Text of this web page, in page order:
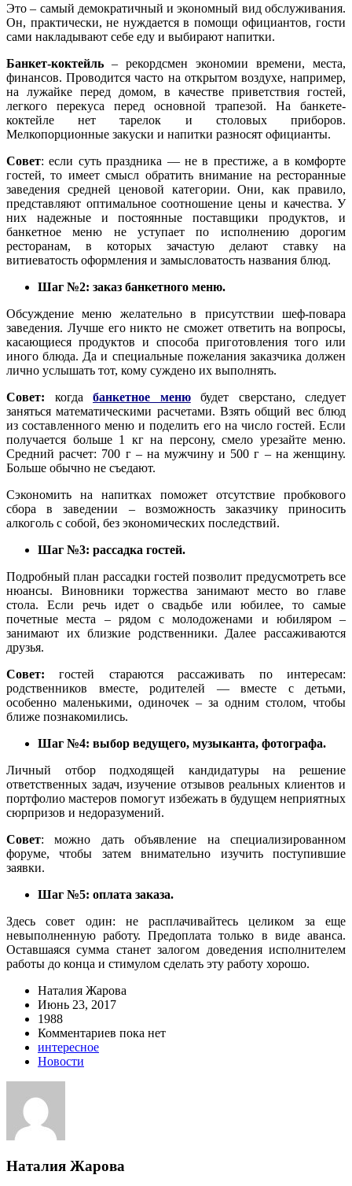
Это – самый демократичный и экономный вид обслуживания.
Он, практически, не нуждается в помощи официантов, гости
сами накладывают себе еду и выбирают напитки.
Банкет-коктейль – рекордсмен экономии времени, места,
финансов. Проводится часто на открытом воздухе, например,
на лужайке перед домом, в качестве приветствия гостей,
легкого перекуса перед основной трапезой. На банкете-
коктейле нет тарелок и столовых приборов.
Мелкопорционные закуски и напитки разносят официанты.
Совет: если суть праздника — не в престиже, а в комфорте
гостей, то имеет смысл обратить внимание на ресторанные
заведения средней ценовой категории. Они, как правило,
представляют оптимальное соотношение цены и качества. У
них надежные и постоянные поставщики продуктов, и
банкетное меню не уступает по исполнению дорогим
ресторанам, в которых зачастую делают ставку на
витиеватость оформления и замысловатость названия блюд.
Шаг №2: заказ банкетного меню.
Обсуждение меню желательно в присутствии шеф-повара
заведения. Лучше его никто не сможет ответить на вопросы,
касающиеся продуктов и способа приготовления того или
иного блюда. Да и специальные пожелания заказчика должен
лично услышать тот, кому суждено их выполнять.
Совет: когда банкетное менюбудет сверстано, следует
заняться математическими расчетами. Взять общий вес блюд
из составленного меню и поделить его на число гостей. Если
получается больше 1 кг на персону, смело урезайте меню.
Средний расчет: 700 г – на мужчину и 500 г – на женщину.
Больше обычно не съедают.
Сэкономить на напитках поможет отсутствие пробкового
сбора в заведении – возможность заказчику приносить
алкоголь с собой, без экономических последствий.
Шаг №3: рассадка гостей.
Подробный план рассадки гостей позволит предусмотреть все
нюансы. Виновники торжества занимают место во главе
стола. Если речь идет о свадьбе или юбилее, то самые
почетные места – рядом с молодоженами и юбиляром –
занимают их близкие родственники. Далее рассаживаются
друзья.
Совет: гостей стараются рассаживать по интересам:
родственников вместе, родителей — вместе с детьми,
особенно маленькими, одиночек – за одним столом, чтобы
ближе познакомились.
Шаг №4: выбор ведущего, музыканта, фотографа.
Личный отбор подходящей кандидатуры на решение
ответственных задач, изучение отзывов реальных клиентов и
портфолио мастеров помогут избежать в будущем неприятных
сюрпризов и недоразумений.
Совет: можно дать объявление на специализированном
форуме, чтобы затем внимательно изучить поступившие
заявки.
Шаг №5: оплата заказа.
Здесь совет один: не расплачивайтесь целиком за еще
невыполненную работу. Предоплата только в виде аванса.
Оставшаяся сумма станет залогом доведения исполнителем
работы до конца и стимулом сделать эту работу хорошо.
Наталия Жарова
Июнь 23, 2017
1988
Комментариев пока нет
интересное
Новости
Наталия Жарова